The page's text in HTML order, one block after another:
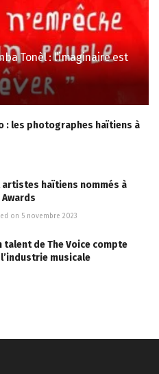
Tonèl : l’imaginaire est
: les photographes haïtiens à
artistes haïtiens nommés à
on 5 novembre 2023
talent de The Voice compte
musicale